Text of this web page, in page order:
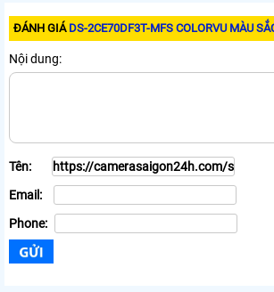
ĐÁNH GIÁ DS-2CE70DF3T-MFS COLORVU MÀU
Nội dung:
Tên:
Email:
Phone: